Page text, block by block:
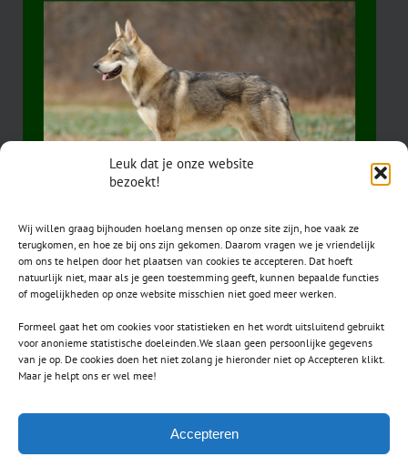
Leuk dat je onze website
bezoekt!
Wij willen graag bijhouden hoelang mensen op onze site zijn, hoe vaak ze
terugkomen, en hoe ze bij ons zijn gekomen. Daarom vragen we je vriendelijk
om ons te helpen door het plaatsen van cookies te accepteren. Dat hoeft
natuurlijk niet, maar als je geen toestemming geeft, kunnen bepaalde functies
of mogelijkheden op onze website misschien niet goed meer werken.
Formeel gaat het om cookies voor statistieken en het wordt uitsluitend gebruikt
voor anonieme statistische doeleinden.We slaan geen persoonlijke gegevens
van je op. De cookies doen het niet zolang je hieronder niet op Accepteren klikt.
Maar je helpt ons er wel mee!
Accepteren
CONTACT
secretaris.avls@gmail.com